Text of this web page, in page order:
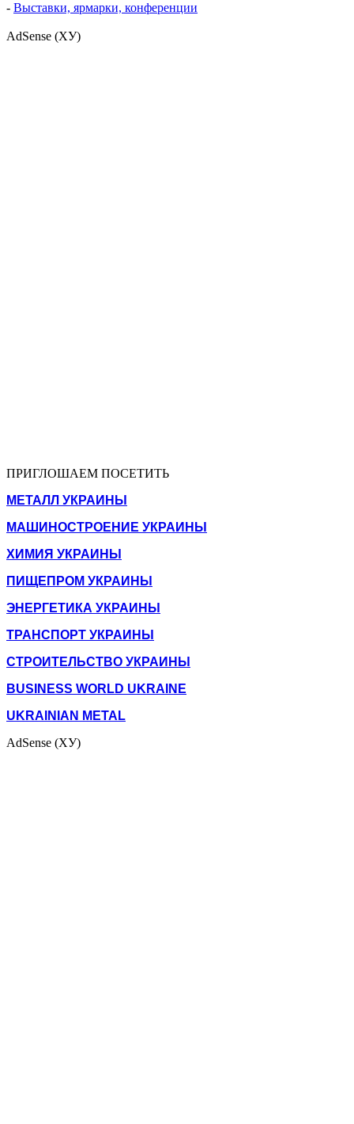
- Выставки, ярмарки, конференции
AdSense (ХУ)
ПРИГЛОШАЕМ ПОСЕТИТЬ
МЕТАЛЛ УКРАИНЫ
МАШИНОСТРОЕНИЕ УКРАИНЫ
ХИМИЯ УКРАИНЫ
ПИЩЕПРОМ УКРАИНЫ
ЭНЕРГЕТИКА УКРАИНЫ
ТРАНСПОРТ УКРАИНЫ
СТРОИТЕЛЬСТВО УКРАИНЫ
BUSINESS WORLD UKRAINE
UKRAINIAN METAL
AdSense (ХУ)